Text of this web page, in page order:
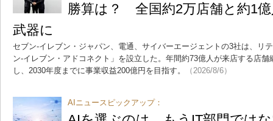
勝算は？ 全国約2万店舗と約1
武器に
セブン‐イレブン・ジャパン、電通、サイバーエージェントの3社は、リ
ン‐イレブン・アドコネクト」を設立した。年間約73億人が来店する店
し、2030年度までに事業収益200億円を目指す。
（2026/8/6）
AIニュースピックアップ：